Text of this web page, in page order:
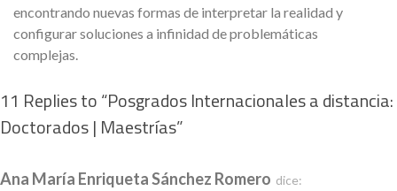
encontrando nuevas formas de interpretar la realidad y
configurar soluciones a infinidad de problemáticas
complejas.
11 Replies to “Posgrados Internacionales a distancia:
Doctorados | Maestrías”
Ana María Enriqueta Sánchez Romero dice: